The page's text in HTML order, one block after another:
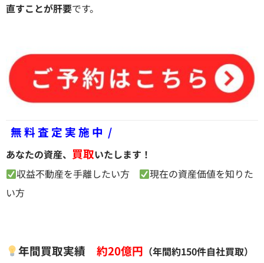
直すことが肝要です。
無 料 査 定 実 施 中 /
あなたの資産、 買取いたします！
収益不動産を手離したい方
現在の資産価値を知りた
い方
年間買取実績約20億円 （年間約150件自社買取）